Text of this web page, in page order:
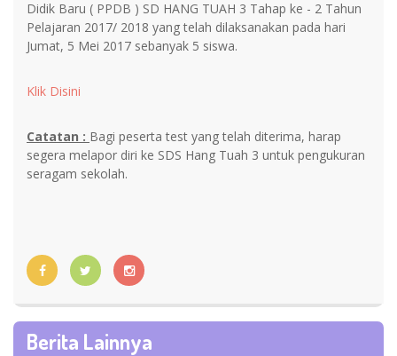
Didik Baru ( PPDB ) SD HANG TUAH 3 Tahap ke - 2 Tahun
Pelajaran 2017/ 2018 yang telah dilaksanakan pada hari
Jumat, 5 Mei 2017 sebanyak 5 siswa.
Klik Disini
Catatan : Bagi peserta test yang telah diterima, harap
segera melapor diri ke SDS Hang Tuah 3 untuk pengukuran
seragam sekolah.
Berita Lainnya